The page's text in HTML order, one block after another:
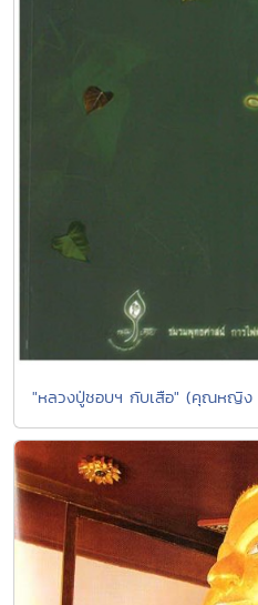
"หลวงปู่ชอบฯ กับเสือ" (คุณหญิ